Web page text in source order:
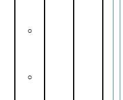
○
○